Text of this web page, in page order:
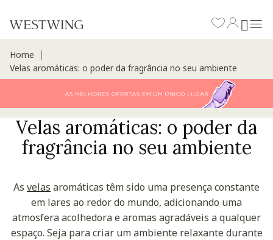
Home
Velas aromáticas: o poder da fragrância no seu ambiente
Velas aromáticas: o poder da
fragrância no seu ambiente
As velas aromáticas têm sido uma presença constante
em lares ao redor do mundo, adicionando uma
atmosfera acolhedora e aromas agradáveis a qualquer
espaço. Seja para criar um ambiente relaxante durante